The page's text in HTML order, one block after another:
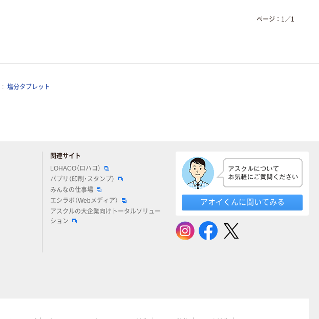
ページ： 1 ／1
塩分タブレット
関連サイト
LOHACO（ロハコ）
パプリ（印刷・スタンプ）
みんなの仕事場
エシラボ（Webメディア）
アスクルの大企業向けトータルソリュー
ション
アオイくんに聞いてみる